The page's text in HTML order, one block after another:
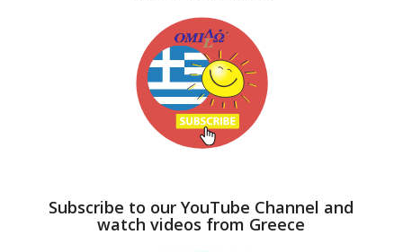
Subscribe to our YouTube Channel and
watch videos from Greece